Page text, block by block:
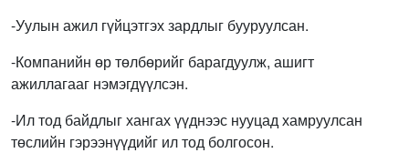
-Уулын ажил гүйцэтгэх зардлыг бууруулсан.
-Компанийн өр төлбөрийг барагдуулж, ашигт
ажиллагааг нэмэгдүүлсэн.
-Ил тод байдлыг хангах үүднээс нууцад хамруулсан
төслийн гэрээнүүдийг ил тод болгосон.